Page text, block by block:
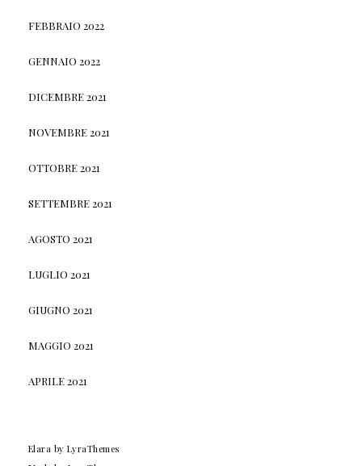
FEBBRAIO 2022
GENNAIO 2022
DICEMBRE 2021
NOVEMBRE 2021
OTTOBRE 2021
SETTEMBRE 2021
AGOSTO 2021
LUGLIO 2021
GIUGNO 2021
MAGGIO 2021
APRILE 2021
Elara by LyraThemes